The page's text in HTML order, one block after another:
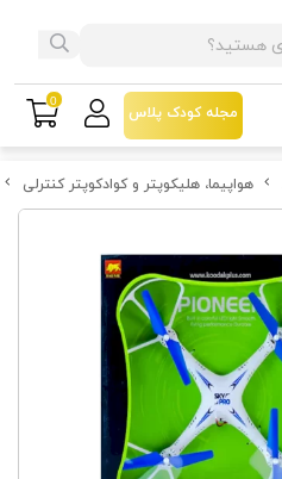
هواپیما، هلیکوپتر و کوادکوپتر کنترلی
مجله کودک پلاس
0